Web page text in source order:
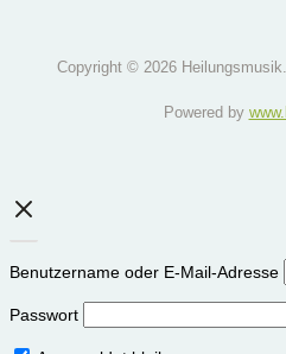
Copyright © 2026
Powered by
Benutzername oder E-Mail-Adresse
Passwort